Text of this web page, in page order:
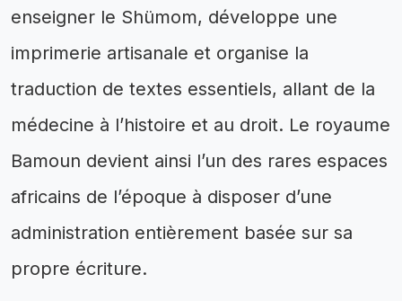
enseigner le Shümom, développe une
imprimerie artisanale et organise la
traduction de textes essentiels, allant de la
médecine à l’histoire et au droit. Le royaume
Bamoun devient ainsi l’un des rares espaces
africains de l’époque à disposer d’une
administration entièrement basée sur sa
propre écriture.